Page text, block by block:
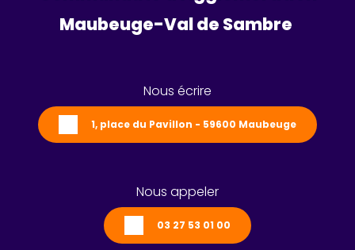
Maubeuge-Val de Sambre
Nous écrire
1, place du Pavillon - 59600 Maubeuge
Nous appeler
03 27 53 01 00